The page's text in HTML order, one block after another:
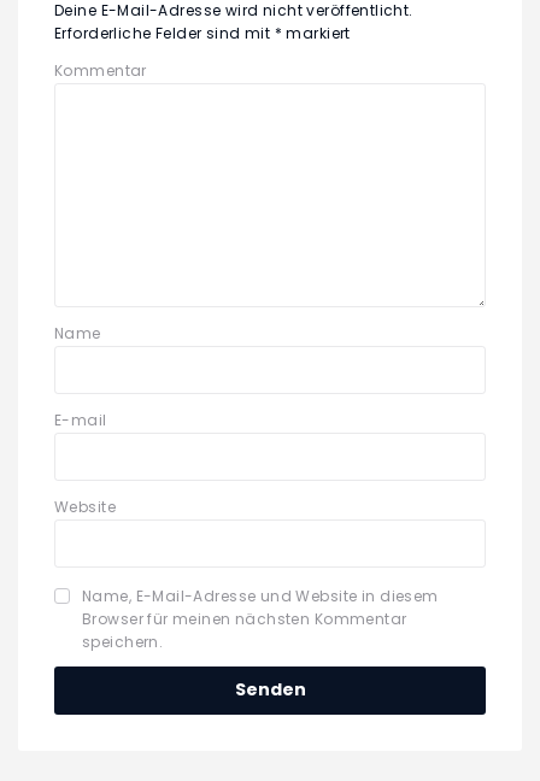
Deine E-Mail-Adresse wird nicht veröffentlicht.
Erforderliche Felder sind mit * markiert
Kommentar
Name
E-mail
Website
Name, E-Mail-Adresse und Website in diesem
Browser für meinen nächsten Kommentar
speichern.